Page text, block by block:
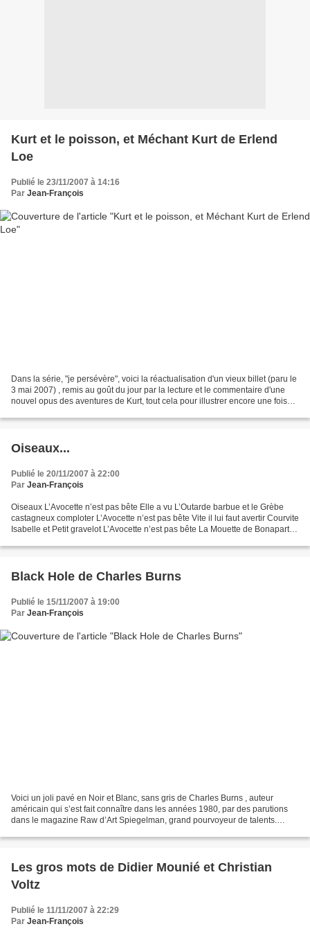
Kurt et le poisson, et Méchant Kurt de Erlend
Loe
Publié le 23/11/2007 à 14:16
Par Jean-François
Dans la série, "je persévère", voici la réactualisation d'un vieux billet (paru le
3 mai 2007) , remis au goût du jour par la lecture et le commentaire d'une
nouvel opus des aventures de Kurt, tout cela pour illustrer encore une fois
Oiseaux...
Publié le 20/11/2007 à 22:00
Par Jean-François
Oiseaux L’Avocette n’est pas bête Elle a vu L’Outarde barbue et le Grèbe
castagneux comploter L’Avocette n’est pas bête Vite il lui faut avertir Courvite
Isabelle et Petit gravelot L’Avocette n’est pas bête La Mouette de Bonaparte
Black Hole de Charles Burns
Publié le 15/11/2007 à 19:00
Par Jean-François
Voici un joli pavé en Noir et Blanc, sans gris de Charles Burns , auteur
américain qui s’est fait connaître dans les années 1980, par des parutions
dans le magazine Raw d’Art Spiegelman, grand pourvoyeur de talents.
Les gros mots de Didier Mounié et Christian
Voltz
Publié le 11/11/2007 à 22:29
Par Jean-François